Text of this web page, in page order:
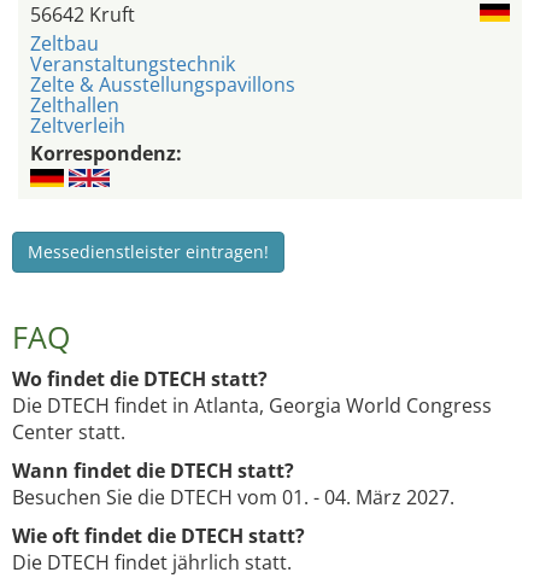
56642 Kruft
Zeltbau
Veranstaltungstechnik
Zelte & Ausstellungspavillons
Zelthallen
Zeltverleih
Korrespondenz:
Messedienstleister eintragen!
FAQ
Wo findet die DTECH statt?
Die DTECH findet in Atlanta, Georgia World Congress
Center statt.
Wann findet die DTECH statt?
Besuchen Sie die DTECH vom 01. - 04. März 2027.
Wie oft findet die DTECH statt?
Die DTECH findet jährlich statt.